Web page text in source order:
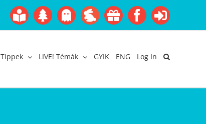
Boofairy
Gyerekangol
AdventHalloween
EasterAkcióFacebook
Login
Tippek LIVE! Témák GYIK ENG Log In